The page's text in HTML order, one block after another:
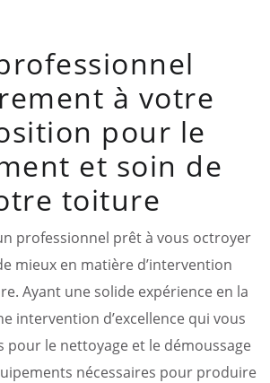
à votre
pour le
et soin de
toiture
professionnel prêt à vous octroyer
mieux en matière d’intervention
Ayant une solide expérience en la
intervention d’excellence qui vous
pour le nettoyage et le démoussage
nécessaires pour produire